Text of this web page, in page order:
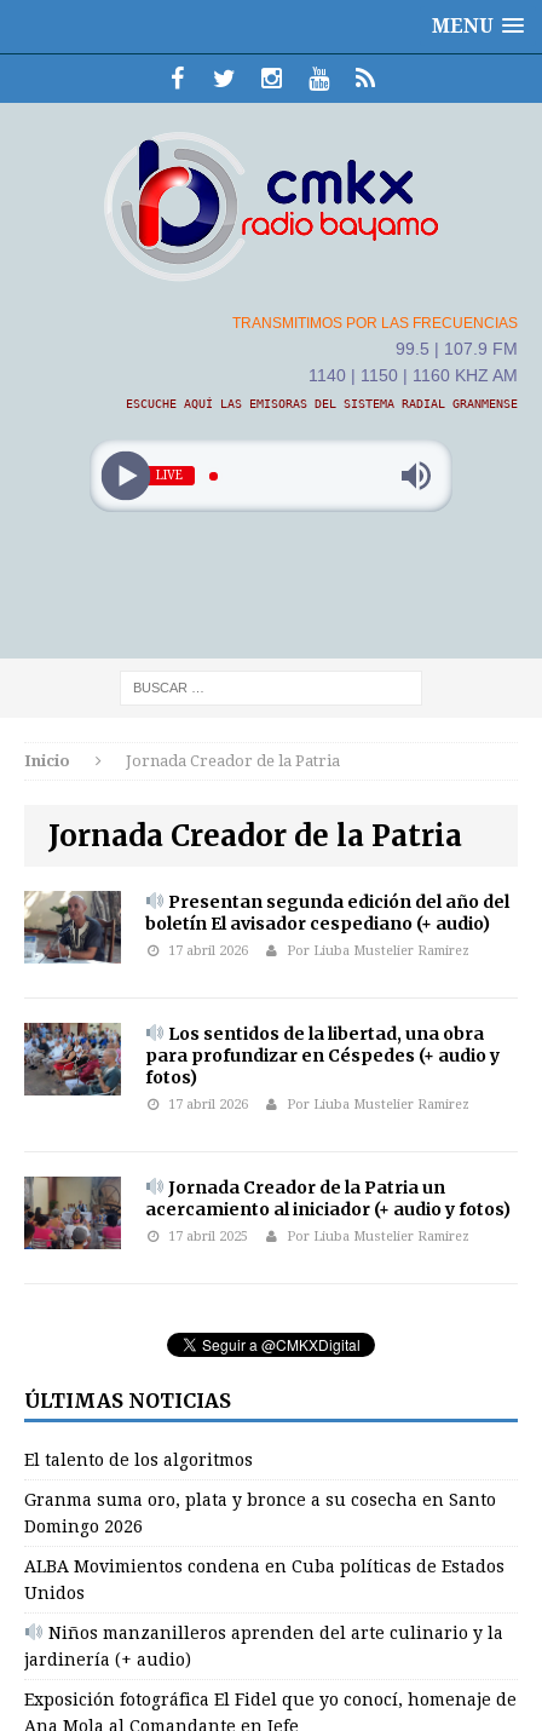
MENU
TRANSMITIMOS POR LAS FRECUENCIAS
99.5 | 107.9 FM
1140 | 1150 | 1160 KHZ AM
ESCUCHE AQUÍ LAS EMISORAS DEL SISTEMA RADIAL GRANMENSE
LIVE
Inicio Jornada Creador de la Patria
Jornada Creador de la Patria
Presentan segunda edición del año del
boletín El avisador cespediano (+ audio)
17 abril 2026 Por Liuba Mustelier Ramirez
Los sentidos de la libertad, una obra
para profundizar en Céspedes (+ audio y
fotos)
17 abril 2026 Por Liuba Mustelier Ramirez
Jornada Creador de la Patria un
acercamiento al iniciador (+ audio y fotos)
17 abril 2025 Por Liuba Mustelier Ramirez
ÚLTIMAS NOTICIAS
El talento de los algoritmos
Granma suma oro, plata y bronce a su cosecha en Santo
Domingo 2026
ALBA Movimientos condena en Cuba políticas de Estados
Unidos
Niños manzanilleros aprenden del arte culinario y la
jardinería (+ audio)
Exposición fotográfica El Fidel que yo conocí, homenaje de
Ana Mola al Comandante en Jefe